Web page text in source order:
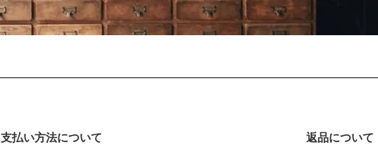
支払い方法について 返品について